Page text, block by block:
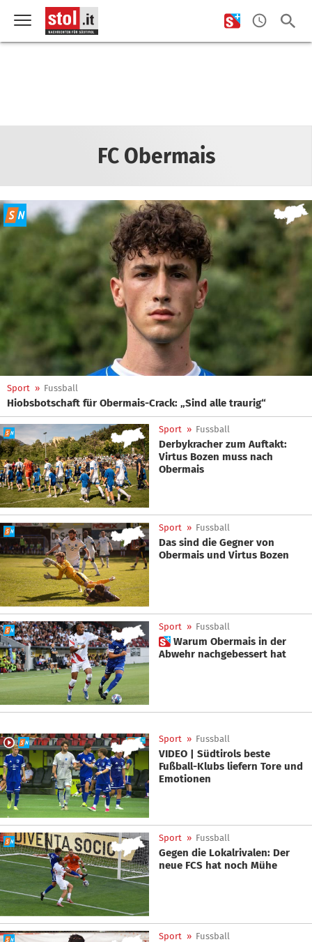
FC Obermais
Sport » Fussball
Hiobsbotschaft für Obermais-Crack: „Sind alle traurig“
Sport » Fussball
Derbykracher zum Auftakt:
Virtus Bozen muss nach
Obermais
Sport » Fussball
Das sind die Gegner von
Obermais und Virtus Bozen
Sport » Fussball
 Warum Obermais in der
Abwehr nachgebessert hat
Sport » Fussball
VIDEO | Südtirols beste
Fußball-Klubs liefern Tore und
Emotionen
Sport » Fussball
Gegen die Lokalrivalen: Der
neue FCS hat noch Mühe
Sport » Fussball